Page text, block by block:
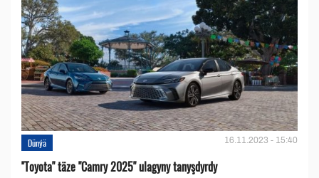
Dünýä 16.11.2023 - 15:40
''Toyota" täze "Camry 2025" ulagyny tanyşdyrdy